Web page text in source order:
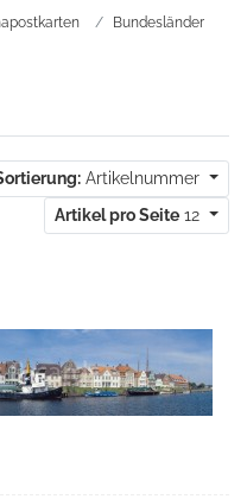
Bundesländer
Artikelnummer
Artikel pro Seite 12